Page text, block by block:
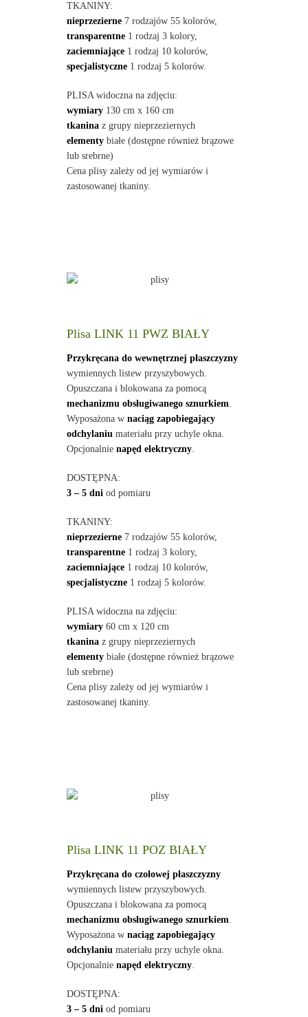
TKANINY:
nieprzezierne7 rodzajów 55 kolorów,
transparentne1 rodzaj 3 kolory,
zaciemniające1 rodzaj 10 kolorów,
specjalistyczne1 rodzaj 5 kolorów.
PLISA widoczna na zdjęciu:
wymiary130 cm x 160 cm
tkaninaz grupy nieprzeziernych
elementybiałe (dostępne również brązowe
lub srebrne)
Cena plisy zależy od jej wymiarów i
zastosowanej tkaniny.
Plisa LINK 11 PWZ BIAŁY
Przykręcana do wewnętrznej płaszczyzny
wymiennych listew przyszybowych.
Opuszczana i blokowana za pomocą
mechanizmu obsługiwanego sznurkiem.
Wyposażona w naciąg zapobiegający
odchylaniumateriału przy uchyle okna.
Opcjonalnie napęd elektryczny.
DOSTĘPNA:
3 – 5 dniod pomiaru
TKANINY:
nieprzezierne7 rodzajów 55 kolorów,
transparentne1 rodzaj 3 kolory,
zaciemniające1 rodzaj 10 kolorów,
specjalistyczne1 rodzaj 5 kolorów.
PLISA widoczna na zdjęciu:
wymiary60 cm x 120 cm
tkaninaz grupy nieprzeziernych
elementybiałe (dostępne również brązowe
lub srebrne)
Cena plisy zależy od jej wymiarów i
zastosowanej tkaniny.
Plisa LINK 11 POZ BIAŁY
Przykręcana do czołowej płaszczyzny
wymiennych listew przyszybowych.
Opuszczana i blokowana za pomocą
mechanizmu obsługiwanego sznurkiem.
Wyposażona w naciąg zapobiegający
odchylaniumateriału przy uchyle okna.
Opcjonalnie napęd elektryczny.
DOSTĘPNA:
3 – 5 dniod pomiaru